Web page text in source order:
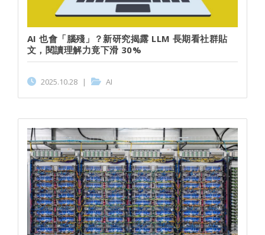
AI 也會「腦殘」？新研究揭露 LLM 長期看社群貼
文，閱讀理解力竟下滑 30%
2025.10.28 | AI